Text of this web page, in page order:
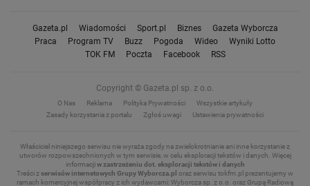
Gazeta.pl Wiadomości Sport.pl Biznes
Gazeta Wyborcza
Praca
Program TV Buzz Pogoda Wideo
Wyniki Lotto
TOK FM
Poczta Facebook RSS
Copyright © Gazeta.pl sp. z o.o.
O Nas Reklama Polityka Prywatności
Wszystkie artykuły
Zasady korzystania z portalu
Zgłoś uwagi Ustawienia prywatności
Właściciel niniejszego serwisu nie wyraża zgody na zwielokrotnianie ani inne korzystanie z
utworów rozpowszechnionych w tym serwisie, w celu eksploracji tekstów i danych. Więcej
informacjiw zastrzeżeniu dot. eksploracji tekstów i danych
Treści zserwisów internetowych Grupy Wyborcza.pl oraz serwisu tokfm.pl prezentujemy w
ramach komercyjnej współpracy z ich wydawcami: Wyborcza sp. z o.o. oraz Grupą Radiową